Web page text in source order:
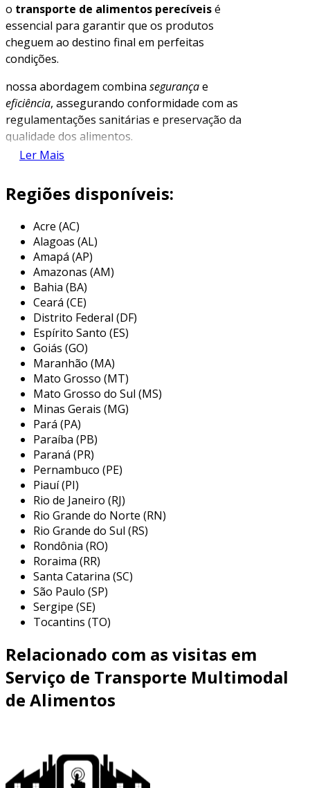
o transporte de alimentos perecíveisé
essencial para garantir que os produtos
cheguem ao destino final em perfeitas
condições.
nossa abordagem combina segurançae
eficiência, assegurando conformidade com as
regulamentações sanitárias e preservação da
qualidade dos alimentos.
descubra como nossos serviços podem
alimentícios.
características dos serviços de
transporte
nossos serviços detransporte de alimentos
perecíveis são projetados para atender às
rigorosas exigências do setor de logística e
distribuição.
a frota é equipada com unidades de
refrigeração de última geração, assegurando a
estabilidade térmicanecessária para
preservar a qualidade dos produtos.
além disso, nossos veículos possuem
de rastreamento por gps
monitoramento em tempo real, permitindo que
as empresas mantenham um controle rigoroso
sobre suas entregas.
a garantia deprocedimentos padrão de
segurançareduz o risco de imprevistos,
melhorando a eficiência e a confiabilidade das
operações logísticas.
benefícios do transporte seguro
garantir asegurança no transporte de
e credibilidade para sua cadeia de suprimentos.
com tecnologias de monitoramento avançadas,
oferecemosrastreamento contínuo
issominimiza perdas e melhora a satisfação
Ler Mais
Regiões disponíveis:
Acre (AC)
Alagoas (AL)
Amapá (AP)
Amazonas (AM)
Bahia (BA)
Ceará (CE)
Distrito Federal (DF)
Espírito Santo (ES)
Goiás (GO)
Maranhão (MA)
Mato Grosso (MT)
Mato Grosso do Sul (MS)
Minas Gerais (MG)
Pará (PA)
Paraíba (PB)
Paraná (PR)
Pernambuco (PE)
Piauí (PI)
Rio de Janeiro (RJ)
Rio Grande do Norte (RN)
Rio Grande do Sul (RS)
Rondônia (RO)
Roraima (RR)
Santa Catarina (SC)
São Paulo (SP)
Sergipe (SE)
Tocantins (TO)
Relacionado com as visitas em
Serviço de Transporte Multimodal
de Alimentos